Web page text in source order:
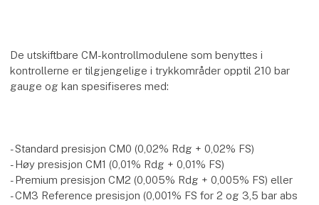
De utskiftbare CM-kontrollmodulene som benyttes i
kontrollerne er tilgjengelige i trykkområder opptil 210 bar
gauge og kan spesifiseres med:
- Standard presisjon CM0 (0,02% Rdg + 0,02% FS)
- Høy presisjon CM1 (0,01% Rdg + 0,01% FS)
- Premium presisjon CM2 (0,005% Rdg + 0,005% FS) eller
- CM3 Reference presisjon (0,001% FS for 2 og 3,5 bar abs